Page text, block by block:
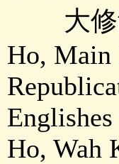
大修
Ho, Main
Ho, Wah